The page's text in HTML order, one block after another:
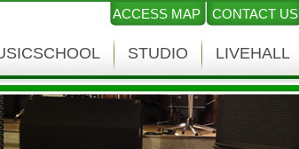
ACCESS MAP CONTACT US
STUDIO LIVEHALL